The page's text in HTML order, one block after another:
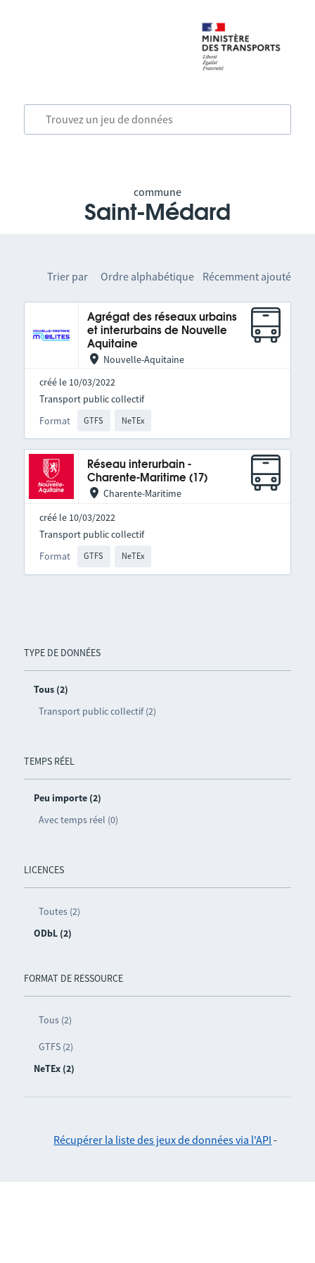
commune
Saint-Médard
TYPE DE DONNÉES
Tous (2)
Transport public collectif (2)
TEMPS RÉEL
Peu importe (2)
Avec temps réel (0)
LICENCES
Toutes (2)
ODbL (2)
FORMAT DE RESSOURCE
Tous (2)
GTFS (2)
NeTEx (2)
Trier par Ordre alphabétique Récemment ajouté
Agrégat des réseaux urbains
et interurbains de Nouvelle
Aquitaine
Nouvelle-Aquitaine
créé le 10/03/2022
Format GTFS NeTEx
Transport public collectif
Réseau interurbain -
Charente-Maritime (17)
Charente-Maritime
créé le 10/03/2022
Format GTFS NeTEx
Transport public collectif
Récupérer la liste des jeux de données via l'API -